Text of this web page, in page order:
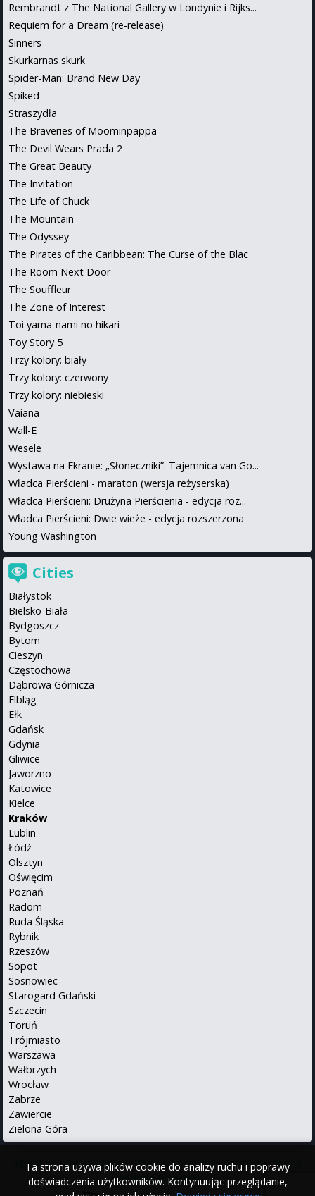
Ta strona używa plików cookie do analizy ruchu i poprawy
doświadczenia użytkowników. Kontynuując przeglądanie,
Rembrandt z The National Gallery w Londynie i Rijks...
Requiem for a Dream (re-release)
Sinners
Skurkarnas skurk
Spider-Man: Brand New Day
Spiked
Straszydła
The Braveries of Moominpappa
The Devil Wears Prada 2
The Great Beauty
The Invitation
The Life of Chuck
The Mountain
The Odyssey
The Pirates of the Caribbean: The Curse of the Blac
The Room Next Door
The Souffleur
The Zone of Interest
Toi yama-nami no hikari
Toy Story 5
Trzy kolory: biały
Trzy kolory: czerwony
Trzy kolory: niebieski
Vaiana
Wall-E
Wesele
Wystawa na Ekranie: „Słoneczniki”. Tajemnica van Go...
Władca Pierścieni - maraton (wersja reżyserska)
Władca Pierścieni: Drużyna Pierścienia - edycja roz...
Władca Pierścieni: Dwie wieże - edycja rozszerzona
Young Washington
Cities
Białystok
Bielsko-Biała
Bydgoszcz
Bytom
Cieszyn
Częstochowa
Dąbrowa Górnicza
Elbląg
Ełk
Gdańsk
Gdynia
Gliwice
Jaworzno
Katowice
Kielce
Kraków
Lublin
Łódź
Olsztyn
Oświęcim
Poznań
Radom
Ruda Śląska
Rybnik
Rzeszów
Sopot
Sosnowiec
Starogard Gdański
Szczecin
Toruń
Trójmiasto
Warszawa
Wałbrzych
Wrocław
Zabrze
Zawiercie
Zielona Góra
About us•Privacy Policy• Translations info•Contact•iPhone
•Android Po polsku